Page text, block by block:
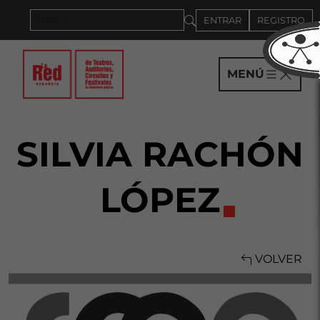
ENTRAR REGISTRO
MENÚ
SILVIA RACHÓN
LÓPEZ
VOLVER